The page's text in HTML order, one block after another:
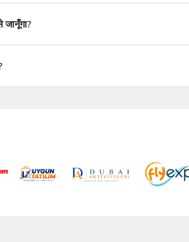
किया गया है कि यह आरामदायक हो और इसमें अपने तरीके से
जानूँगा?
आपके उड़ान टिकट विवरण के साथ संपर्क करेंगे। टिकट